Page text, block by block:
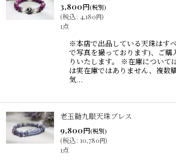
3,800円(税別)
(税込: 4,180円)
1点
※本店で出品している天珠はす
で写真を撮っております)、ご購
りいたします。 ※在庫について
は実在庫ではありません、複数
気…
老玉髄九眼天珠ブレス
9,800円(税別)
(税込: 10,780円)
1点